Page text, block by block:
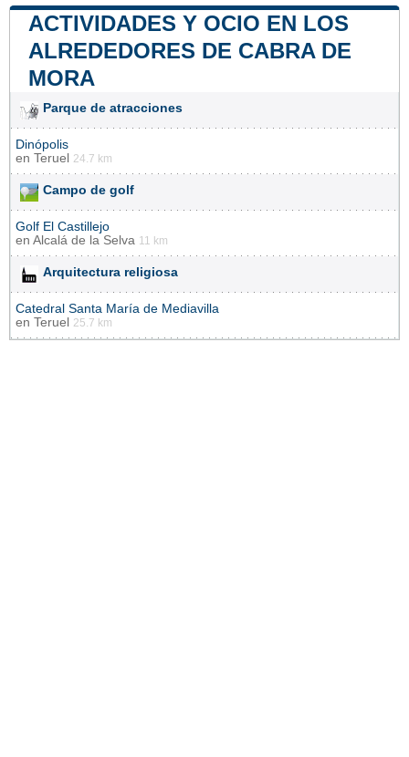
ACTIVIDADES Y OCIO EN LOS
ALREDEDORES DE CABRA DE
MORA
Parque de atracciones
Dinópolis
en Teruel 24.7 km
Campo de golf
Golf El Castillejo
en Alcalá de la Selva 11 km
Arquitectura religiosa
Catedral Santa María de Mediavilla
en Teruel 25.7 km